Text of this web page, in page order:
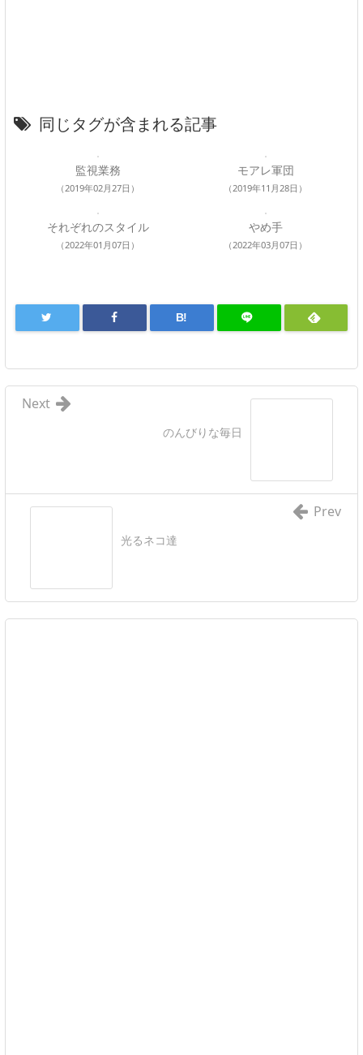
同じタグが含まれる記事
監視業務
（2019年02月27日）
モアレ軍団
（2019年11月28日）
それぞれのスタイル
（2022年01月07日）
やめ手
（2022年03月07日）
B!
のんびりな毎日
Next
光るネコ達
Prev